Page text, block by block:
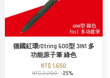
德國紅環rOtring 600型 3IN1 多
功能原子筆 綠色
NT$ 1,650
NT$ 2,200 -25%